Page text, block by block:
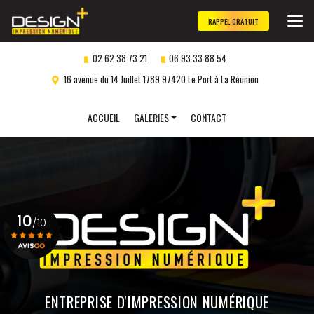
au
contenu
principal
02 62 38 73 21
06 93 33 88 54
16 avenue du 14 Juillet 1789 97420 Le Port à La Réunion
ACCUEIL
GALERIES
Impression numérique
Gravure laser
personnalisée
CONTACT
RAPPEL GRATUIT
ENTREPRISE D'IMPRESSION NUMÉRIQUE
10/10
Voir le certificat